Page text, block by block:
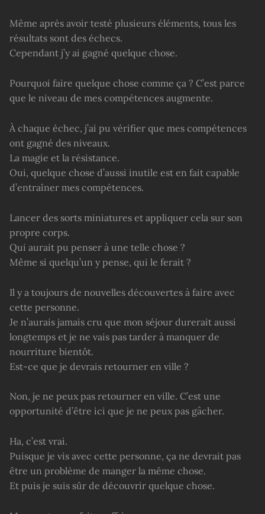
Même après avoir testé plusieurs éléments, tous les
résultats sont des échecs.
Cependant j’y ai gagné quelque chose.
Pourquoi faire quelque chose comme ça ? C’est parce
que le niveau de mes compétences augmente.
À chaque échec, j’ai pu vérifier que mes compétences
ont gagné des niveaux.
La magie et la résistance.
Oui, quelque chose d’aussi inutile est en fait capable
d’entraîner mes compétences.
Lancer des sorts miniatures et appliquer cela sur son
propre corps.
Qui aurait pu penser à une telle chose ?
Même si quelqu’un y pense, qui le ferait ?
Il y a toujours de nouvelles découvertes à faire avec
cette personne.
Je n’aurais jamais cru que mon séjour durerait aussi
longtemps et je ne vais pas tarder à manquer de
nourriture bientôt.
Est-ce que je devrais retourner en ville ?
Non, je ne peux pas retourner en ville. C’est une
opportunité d’être ici que je ne peux pas gâcher.
Ha, c’est vrai.
Puisque je vis avec cette personne, ça ne devrait pas
être un problème de manger la même chose.
Et puis je suis sûr de découvrir quelque chose.